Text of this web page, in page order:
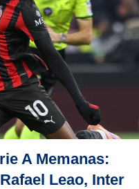
A Memanas:
Leao, Inter